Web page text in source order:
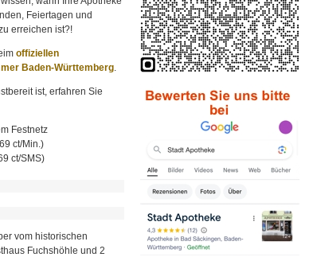
Feiertagen und
erreichen ist?!
offiziellen
Baden-Württemberg
ist, erfahren Sie
Festnetz
ct/Min.)
ct/SMS)
vom historischen
Fuchshöhle und 2